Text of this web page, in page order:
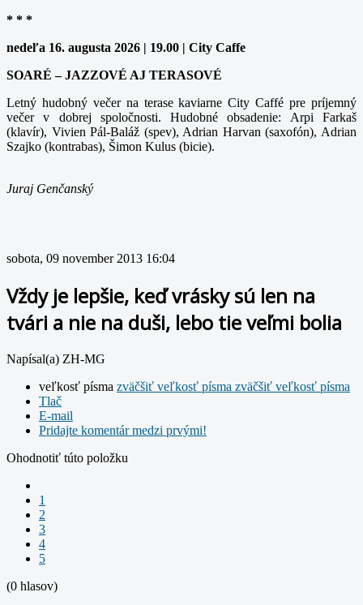
* * *
nedeľa 16. augusta 2026 | 19.00 | City Caffe
SOARÉ – JAZZOVÉ AJ TERASOVÉ
Letný hudobný večer na terase kaviarne City Caffé pre príjemný
večer v dobrej spoločnosti. Hudobné obsadenie: Arpi Farkaš
(klavír), Vivien Pál-Baláž (spev), Adrian Harvan (saxofón), Adrian
Szajko (kontrabas), Šimon Kulus (bicie).
Juraj Genčanský
sobota, 09 november 2013 16:04
Vždy je lepšie, keď vrásky sú len na
tvári a nie na duši, lebo tie veľmi bolia
Napísal(a) ZH-MG
veľkosť písma zväčšiť veľkosť písma zväčšiť veľkosť písma
Tlač
E-mail
Pridajte komentár medzi prvými!
Ohodnotiť túto položku
1
2
3
4
5
(0 hlasov)